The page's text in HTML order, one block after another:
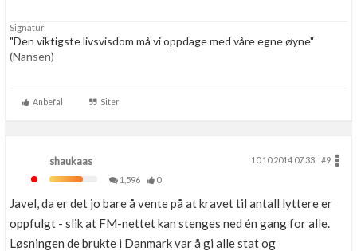
Signatur
"Den viktigste livsvisdom må vi oppdage med våre egne øyne"
(Nansen)
(gassverktøy med lav vekt), Millvaukee ....og litt til
Anbefal Siter
shaukaas 10.10.2014 07.33
#9
1,596
0
Javel, da er det jo bare å vente på at kravet til antall lyttere er
oppfulgt - slik at FM-nettet kan stenges ned én gang for alle.
Løsningen de brukte i Danmark var å gi alle stat og